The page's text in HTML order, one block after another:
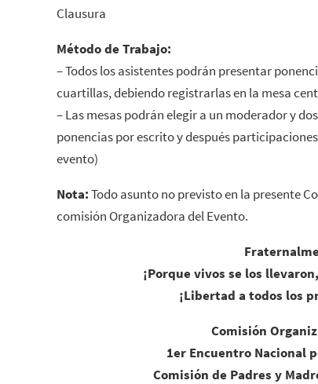
Clausura
Método de Trabajo:
– Todos los asistentes podrán presentar
cuartillas, debiendo registrarlas en la mesa
– Las mesas podrán elegir a un moderador y
ponencias por escrito y después
evento)
Nota:Todo asunto no previsto en la presente
comisión Organizadora del Evento.
¡Porque vivos se los
¡Libertad a todos los
Comisión
1er Encuentro Nacional
Comisión de Padres y